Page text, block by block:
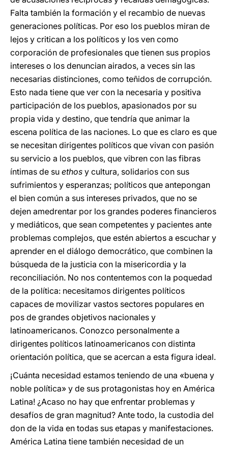
Falta también la formación y el recambio de nuevas
generaciones políticas. Por eso los pueblos miran de
lejos y critican a los políticos y los ven como
corporación de profesionales que tienen sus propios
intereses o los denuncian airados, a veces sin las
necesarias distinciones, como teñidos de corrupción.
Esto nada tiene que ver con la necesaria y positiva
participación de los pueblos, apasionados por su
propia vida y destino, que tendría que animar la
escena política de las naciones. Lo que es claro es que
se necesitan dirigentes políticos que vivan con pasión
su servicio a los pueblos, que vibren con las fibras
íntimas de su ethos y cultura, solidarios con sus
sufrimientos y esperanzas; políticos que antepongan
el bien común a sus intereses privados, que no se
dejen amedrentar por los grandes poderes financieros
y mediáticos, que sean competentes y pacientes ante
problemas complejos, que estén abiertos a escuchar y
aprender en el diálogo democrático, que combinen la
búsqueda de la justicia con la misericordia y la
reconciliación. No nos contentemos con la poquedad
de la política: necesitamos dirigentes políticos
capaces de movilizar vastos sectores populares en
pos de grandes objetivos nacionales y
latinoamericanos. Conozco personalmente a
dirigentes políticos latinoamericanos con distinta
orientación política, que se acercan a esta figura ideal.
¡Cuánta necesidad estamos teniendo de una «buena y
noble política» y de sus protagonistas hoy en América
Latina! ¿Acaso no hay que enfrentar problemas y
desafíos de gran magnitud? Ante todo, la custodia del
don de la vida en todas sus etapas y manifestaciones.
América Latina tiene también necesidad de un